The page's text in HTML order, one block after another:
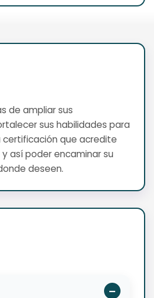
de ampliar sus
sus habilidades para
que acredite
así poder encaminar su
deseen.